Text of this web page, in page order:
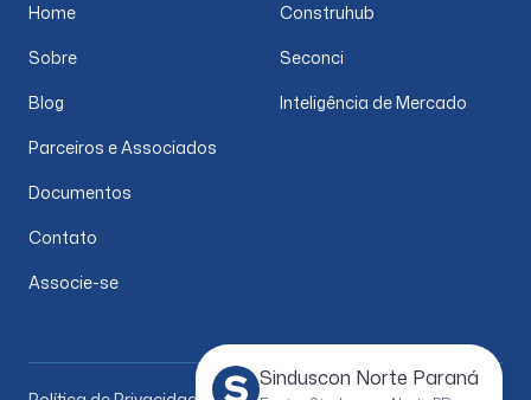
Sinduscon Norte Paraná
Home
Sobre
Blog
Parceiros e Associados
Documentos
Contato
Associe-se
Construhub
Seconci
Inteligência de Mercado